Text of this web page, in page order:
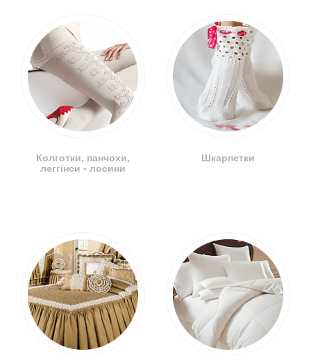
Колготки, панчохи,
леггінси - лосини
Шкарпетки